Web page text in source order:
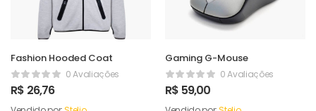
Fashion Hooded Coat
0 Avaliações
R$ 26,76
Gaming G-Mouse
0 Avaliações
R$ 59,00